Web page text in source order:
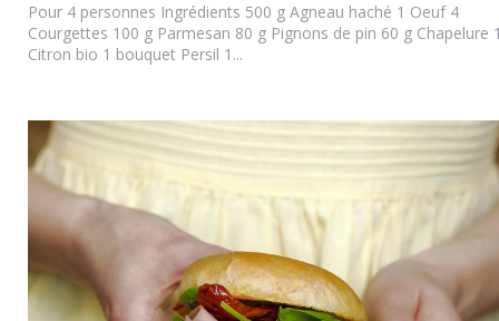
Pour 4 personnes Ingrédients 500 g Agneau haché 1 Oeuf 4
Courgettes 100 g Parmesan 80 g Pignons de pin 60 g Chapelure
Citron bio 1 bouquet Persil 1...